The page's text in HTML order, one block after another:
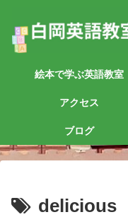
絵本で学ぶ英語教室
アクセス
ブログ
delicious